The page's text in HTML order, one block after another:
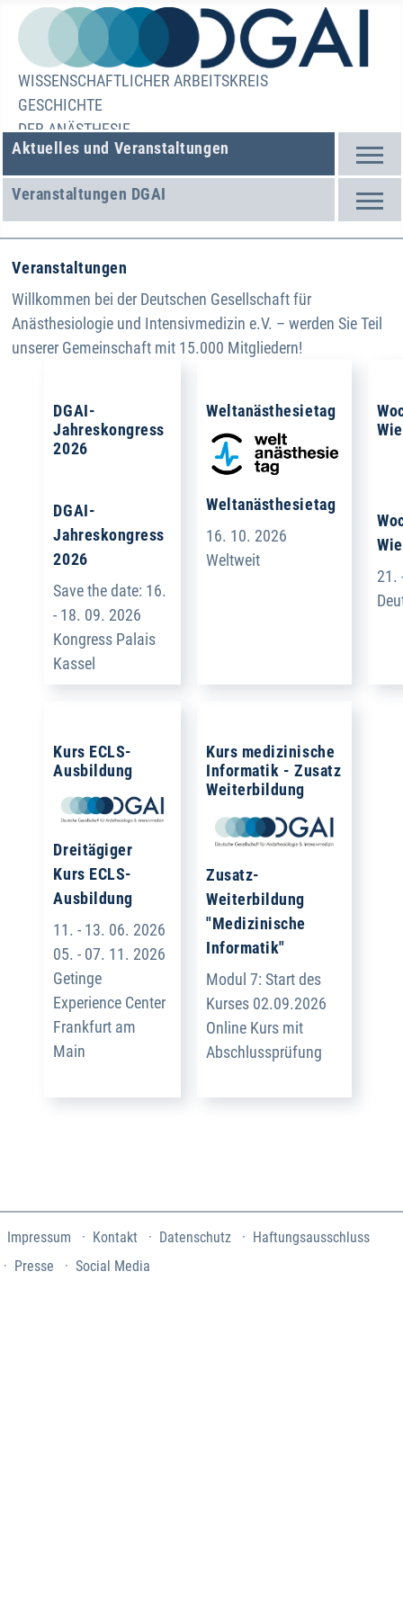
WISSENSCHAFTLICHER ARBEITSKREIS
GESCHICHTE
DER ANÄSTHESIE
Aktuelles und Veranstaltungen
Veranstaltungen DGAI
Veranstaltungen
Willkommen bei der Deutschen Gesellschaft für
Anästhesiologie und Intensivmedizin e.V. – werden Sie Teil
unserer Gemeinschaft mit 15.000 Mitgliedern!
DGAI-
Jahreskongress
2026
DGAI-
Jahreskongress
2026
Save the date: 16.
- 18. 09. 2026
Kongress Palais
Kassel
Weltanästhesietag
Weltanästhesietag
16. 10. 2026
Weltweit
21.
Kurs ECLS-
Ausbildung
Dreitägiger
Kurs ECLS-
Ausbildung
11. - 13. 06. 2026
05. - 07. 11. 2026
Getinge
Experience Center
Frankfurt am
Main
Kurs medizinische
Informatik - Zusatz
Weiterbildung
Zusatz-
Weiterbildung
"Medizinische
Informatik"
Modul 7: Start des
Kurses 02.09.2026
Online Kurs mit
Abschlussprüfung
Impressum Kontakt Datenschutz
Haftungsausschluss
Presse
Social Media